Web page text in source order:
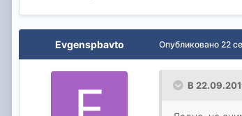
Evgenspbavto Опубликовано 22
В